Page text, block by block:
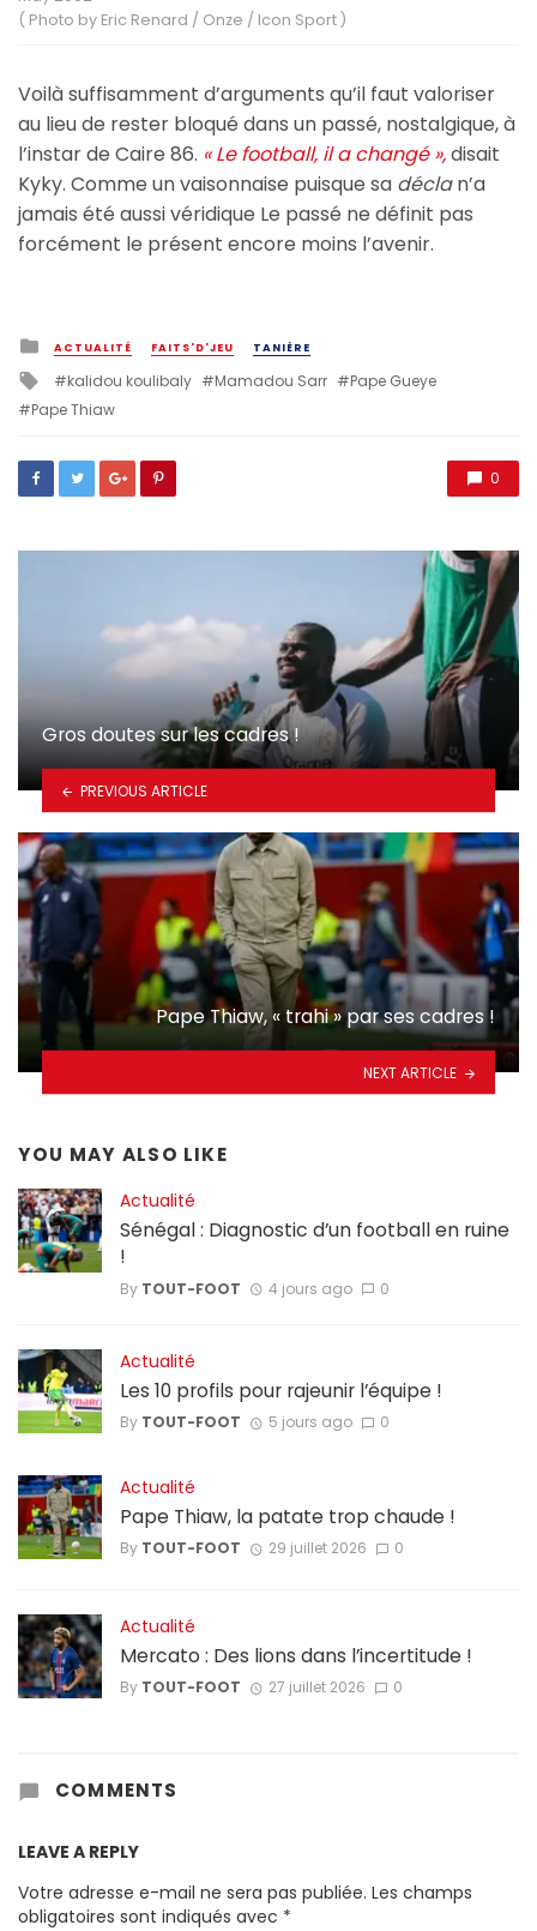
( Photo by Eric Renard / Onze / Icon Sport )
Voilà suffisamment d’arguments qu’il faut valoriser
au lieu de rester bloqué dans un passé, nostalgique, à
l’instar de Caire 86. « Le football, il a changé »,disait
Kyky. Comme un vaisonnaise puisque sa déclan’a
jamais été aussi véridique Le passé ne définit pas
forcément le présent encore moins l’avenir.
Posted
in
ACTUALITÉ FAITS'D'JEU TANIÈRE
Tagged
with
kalidou koulibaly Mamadou Sarr
Pape Gueye
Pape Thiaw
0
Gros doutes sur les cadres !
PREVIOUS ARTICLE
Pape Thiaw, « trahi » par ses cadres !
NEXT ARTICLE
YOU MAY ALSO LIKE
Actualité
Sénégal : Diagnostic d’un football en ruine
!
By TOUT-FOOT 4 jours ago 0
Actualité
Les 10 profils pour rajeunir l’équipe !
By TOUT-FOOT 5 jours ago 0
Actualité
Pape Thiaw, la patate trop chaude !
By TOUT-FOOT 29 juillet 2026 0
Actualité
Mercato : Des lions dans l’incertitude !
By TOUT-FOOT 27 juillet 2026 0
COMMENTS
LEAVE A REPLY
Votre adresse e-mail ne sera pas publiée. Les champs
obligatoires sont indiqués avec *